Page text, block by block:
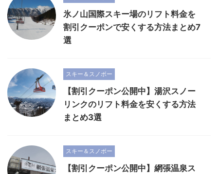
氷ノ山国際スキー場のリフト料金を
割引クーポンで安くする方法まとめ7
選
スキー＆スノボー
【割引クーポン公開中】湯沢スノー
リンクのリフト料金を安くする方法
まとめ3選
スキー＆スノボー
【割引クーポン公開中】網張温泉ス